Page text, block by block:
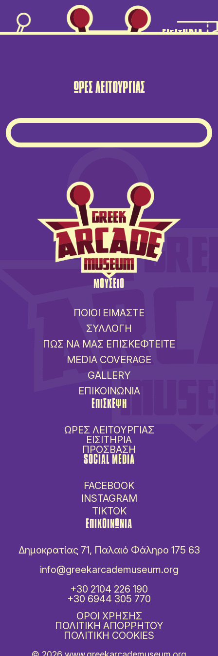
ΕΙΣΙΤΗΡΙΑ
ΩΡΕΣ ΛΕΙΤΟΥΡΓΙΑΣ
ΜΟΥΣΕΙΟ
ΠΟΙΟΙ ΕΙΜΑΣΤΕ
ΣΥΛΛΟΓΗ
ΠΩΣ ΝΑ ΜΑΣ ΕΠΙΣΚΕΦΤΕΙΤΕ
MEDIA COVERAGE
GALLERY
ΕΠΙΚΟΙΝΩΝΙΑ
ΕΠΙΣΚΕΨΗ
ΩΡΕΣ ΛΕΙΤΟΥΡΓΙΑΣ
ΕΙΣΙΤΗΡΙΑ
ΠΡΟΣΒΑΣΗ
SOCIAL MEDIA
FACEBOOK
INSTAGRAM
TIKTOK
ΕΠΙΚΟΙΝΩΝΙΑ
Δημοκρατίας 71, Παλαιό Φάληρο 175 63
info@greekarcademuseum.org
+30 2104 226 190
+30 6944 305 770
ΟΡΟΙ ΧΡΗΣΗΣ
ΠΟΛΙΤΙΚΗ ΑΠΟΡΡΗΤΟΥ
ΠΟΛΙΤΙΚΗ COOKIES